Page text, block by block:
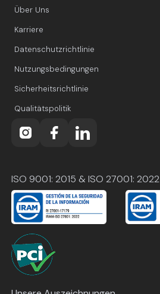
Über Uns
Karriere
Datenschutzrichtlinie
Nutzungsbedingungen
Sicherheitsrichtlinie
Qualitätspolitik
ISO 9001: 2015 & ISO 27001: 2022